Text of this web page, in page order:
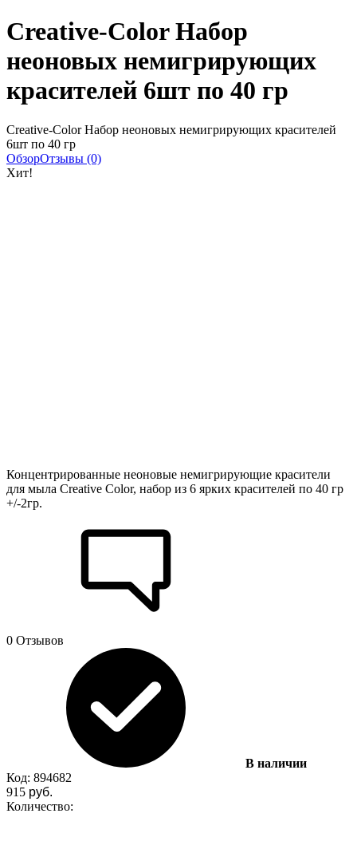
Creative-Color Набор
неоновых немигрирующих
красителей 6шт по 40 гр
Creative-Color Набор неоновых немигрирующих красителей
6шт по 40 гр
ОбзорОтзывы (0)
Хит!
Концентрированные неоновые немигрирующие красители
для мыла Creative Color, набор из 6 ярких красителей по 40 гр
+/-2гр.
0 Отзывов
В наличии
Код: 894682
915 руб.
Количество: